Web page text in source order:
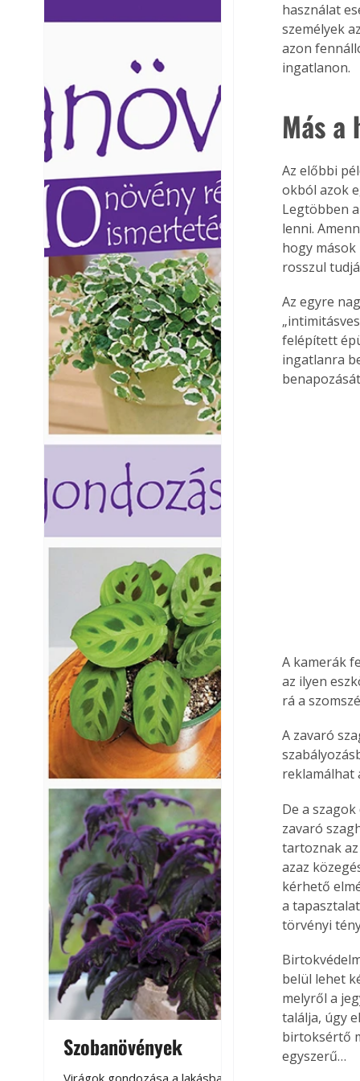
Ezermester
Laptapir kényelmes
mert: – t
Szobanövények
Virágoskert:
teraszon,
használat
személyek
azon
ingatlanon.
Más a
Az előbbi
okból azok
Legtöbben
lenni.
hogy
rosszul
Az egyre
felépített
ingatlanra
A kamerák
az ilyen
rá a
A zavaró
reklamálhat
De a
zavaró
tartoznak
azaz
kérhető
a
törvényi
belül lehet
melyről a
találja, úgy
birtoksértő
egyszerű…